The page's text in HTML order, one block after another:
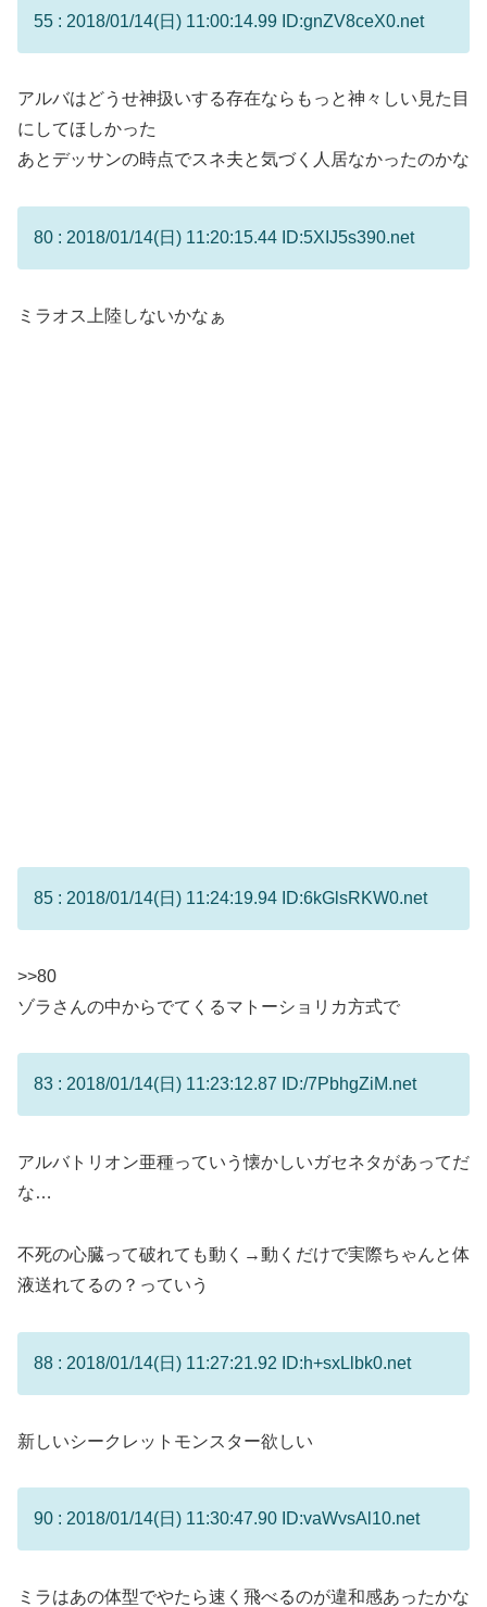
55 : 2018/01/14(日) 11:00:14.99 ID:gnZV8ceX0.net
アルバはどうせ神扱いする存在ならもっと神々しい見た目
にしてほしかった
あとデッサンの時点でスネ夫と気づく人居なかったのかな
80 : 2018/01/14(日) 11:20:15.44 ID:5XIJ5s390.net
ミラオス上陸しないかなぁ
85 : 2018/01/14(日) 11:24:19.94 ID:6kGlsRKW0.net
>>80
ゾラさんの中からでてくるマトーショリカ方式で
83 : 2018/01/14(日) 11:23:12.87 ID:/7PbhgZiM.net
アルバトリオン亜種っていう懐かしいガセネタがあってだ
な…
不死の心臓って破れても動く→動くだけで実際ちゃんと体
液送れてるの？っていう
88 : 2018/01/14(日) 11:27:21.92 ID:h+sxLlbk0.net
新しいシークレットモンスター欲しい
90 : 2018/01/14(日) 11:30:47.90 ID:vaWvsAl10.net
ミラはあの体型でやたら速く飛べるのが違和感あったかな